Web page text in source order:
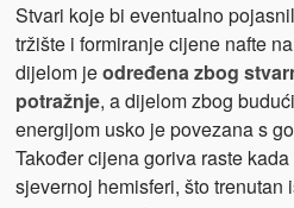
Stvari koje bi eventualno
tržište i formiranje cijene nafte
dijelom jeodređena zbog
potražnje, a dijelom zbog
energijom usko je povezana s
Također cijena goriva raste
sjevernoj hemisferi, što trenutan